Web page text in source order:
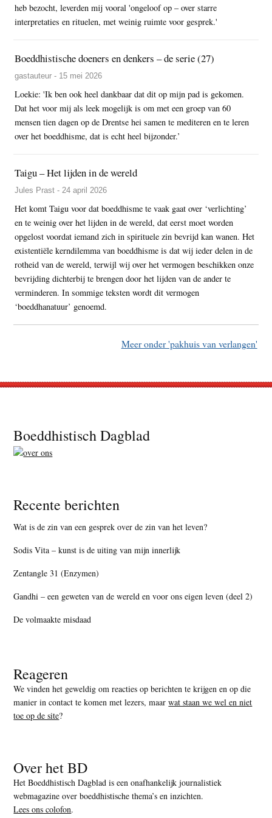
heb bezocht, leverden mij vooral 'ongeloof op – over starre
interpretaties en rituelen, met weinig ruimte voor gesprek.'
Boeddhistische doeners en denkers – de serie (27)
gastauteur - 15 mei 2026
Loekie: 'Ik ben ook heel dankbaar dat dit op mijn pad is gekomen.
Dat het voor mij als leek mogelijk is om met een groep van 60
mensen tien dagen op de Drentse hei samen te mediteren en te leren
over het boeddhisme, dat is echt heel bijzonder.’
Taigu – Het lijden in de wereld
Jules Prast - 24 april 2026
Het komt Taigu voor dat boeddhisme te vaak gaat over ‘verlichting’
en te weinig over het lijden in de wereld, dat eerst moet worden
opgelost voordat iemand zich in spirituele zin bevrijd kan wanen. Het
existentiële kerndilemma van boeddhisme is dat wij ieder delen in de
rotheid van de wereld, terwijl wij over het vermogen beschikken onze
bevrijding dichterbij te brengen door het lijden van de ander te
verminderen. In sommige teksten wordt dit vermogen
‘boeddhanatuur’ genoemd.
Meer onder 'pakhuis van verlangen'
Footer
Boeddhistisch Dagblad
Recente berichten
Wat is de zin van een gesprek over de zin van het leven?
Sodis Vita – kunst is de uiting van mijn innerlijk
Zentangle 31 (Enzymen)
Gandhi – een geweten van de wereld en voor ons eigen leven (deel 2)
De volmaakte misdaad
Reageren
We vinden het geweldig om reacties op berichten te krijgen en op die
manier in contact te komen met lezers, maarwat staan we wel en niet
toe op de site?
Over het BD
Het Boeddhistisch Dagblad is een onafhankelijk journalistiek
webmagazine over boeddhistische thema’s en inzichten.
Lees ons colofon.